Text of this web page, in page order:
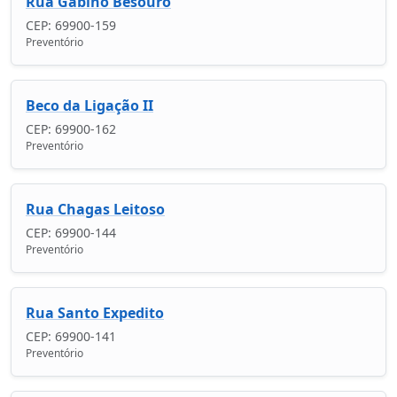
CEP: 69900-159
Preventório
Beco da Ligação II
CEP: 69900-162
Preventório
Rua Chagas Leitoso
CEP: 69900-144
Preventório
Rua Santo Expedito
CEP: 69900-141
Preventório